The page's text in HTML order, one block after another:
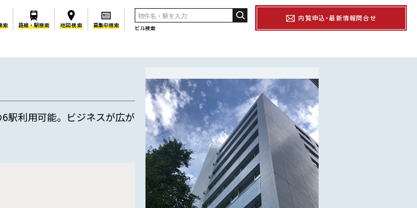
索 路線・駅検索 地図検索 募集中検索 ビル検索
内覧申込・最新情報問合せ
駅利用可能。ビジネスが広が